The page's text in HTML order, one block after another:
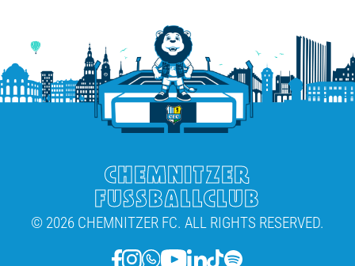
CHEMNITZER
FUSSBALLCLUB
© 2026 CHEMNITZER FC. ALL RIGHTS RESERVED.